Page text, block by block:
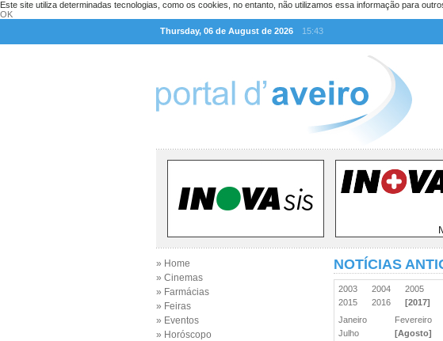
Este site utiliza determinadas tecnologias, como os cookies, no entanto, não utilizamos essa informação para
OK
Thursday, 06 de August de 2026
15:43
» Home
» Cinemas
» Farmácias
» Feiras
» Eventos
» Horóscopo
NOTÍCIAS
2003 2004 2005
2015
2016 [2017]
Janeiro
Fevereiro
Julho
[Agosto]